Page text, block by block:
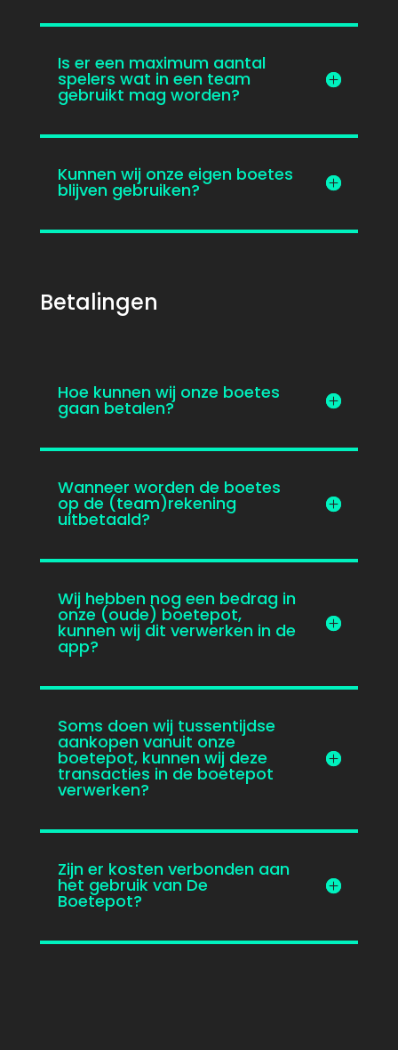
Is er een maximum aantal
spelers wat in een team
gebruikt mag worden?
Kunnen wij onze eigen boetes
blijven gebruiken?
Betalingen
Hoe kunnen wij onze boetes
gaan betalen?
Wanneer worden de boetes
op de (team)rekening
uitbetaald?
Wij hebben nog een bedrag in
onze (oude) boetepot,
kunnen wij dit verwerken in de
app?
Soms doen wij tussentijdse
aankopen vanuit onze
boetepot, kunnen wij deze
transacties in de boetepot
verwerken?
Zijn er kosten verbonden aan
het gebruik van De
Boetepot?